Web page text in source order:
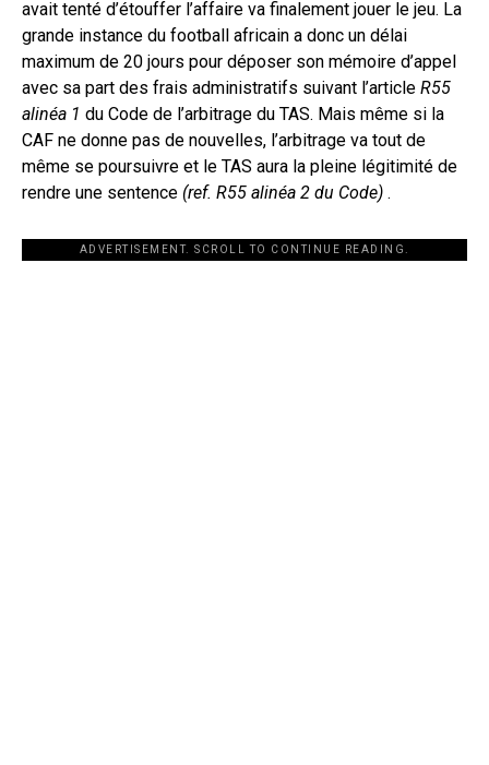
avait tenté d’étouffer l’affaire va finalement jouer le jeu. La
grande instance du football africain a donc un délai
maximum de 20 jours pour déposer son mémoire d’appel
avec sa part des frais administratifs suivant l’article R55
alinéa 1 du Code de l’arbitrage du TAS. Mais même si la
CAF ne donne pas de nouvelles, l’arbitrage va tout de
même se poursuivre et le TAS aura la pleine légitimité de
rendre une sentence (ref. R55 alinéa 2 du Code) .
ADVERTISEMENT. SCROLL TO CONTINUE READING.